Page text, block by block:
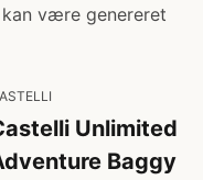
være genereret
Unlimited
Baggy